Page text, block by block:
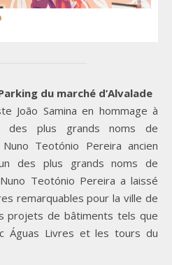
du marché d’Alvalade
João Samina en hommage à
des plus grands noms de
Teotónio Pereira ancien
des plus grands noms de
Teotónio Pereira a laissé
remarquables pour la ville de
projets de bâtiments tels que
Águas Livres et les tours du